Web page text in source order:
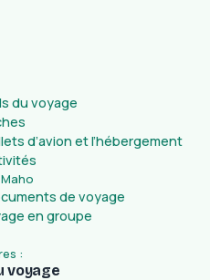
du voyage
d’avion et l’hébergement
de voyage
en groupe
:
voyage